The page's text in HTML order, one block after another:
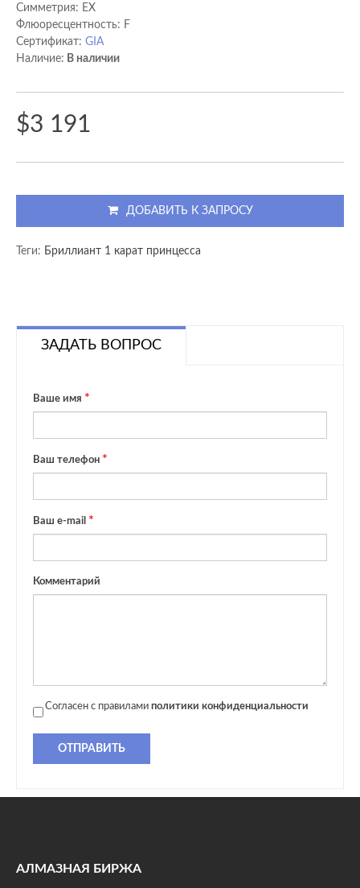
Cимметрия: EX
Флюоресцентность: F
Сертификат: GIA
Наличие: В наличии
$3 191
ДОБАВИТЬ К ЗАПРОСУ
Теги: Бриллиант 1 карат принцесса
ЗАДАТЬ ВОПРОС
Ваше имя
Ваш телефон
Ваш e-mail
Комментарий
Согласен с правилами политики конфиденциальности
ОТПРАВИТЬ
АЛМАЗНАЯ БИРЖА